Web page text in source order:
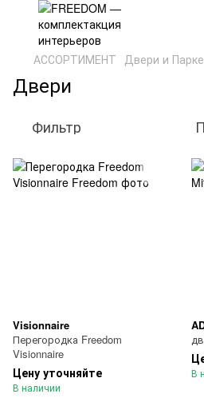
АССОРТИМЕНТ Двери и
Двери
Фильтр
Visionnaire
Перегородка Freedom
Visionnaire
Цену уточняйте
В наличии
В